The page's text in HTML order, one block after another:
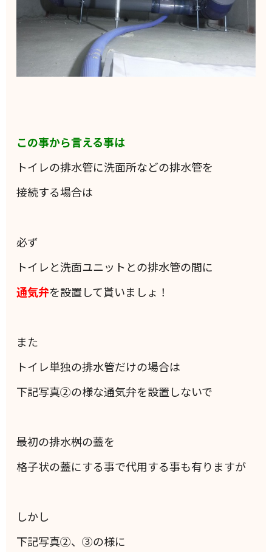
この事から言える事は
トイレの排水管に洗面所などの排水管を
接続する場合は
必ず
トイレと洗面ユニットとの排水管の間に
通気弁を設置して貰いましょ！
また
トイレ単独の排水管だけの場合は
下記写真②の様な通気弁を設置しないで
最初の排水桝の蓋を
格子状の蓋にする事で代用する事も有りますが
しかし
下記写真②、③の様に